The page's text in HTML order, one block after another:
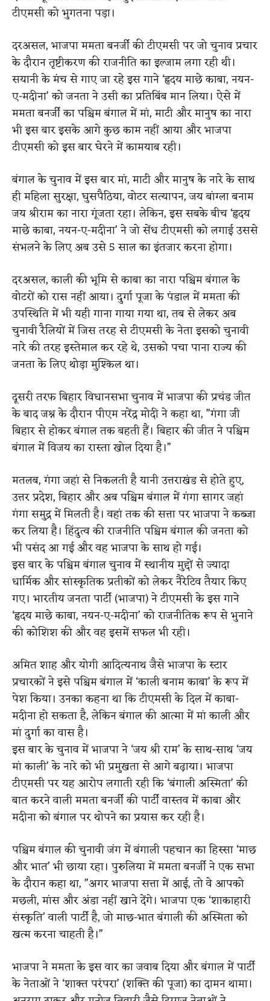
टीएमसी को भुगतना पड़ा।
दरअसल, भाजपा ममता बनर्जी की टीएमसी पर जो चुनाव प्रचार
के दौरान तृष्टीकरण की राजनीति का इल्जाम लगा रही थी।
सयानी के मंच से गाए जा रहे इस गाने ‘हृदय माछे काबा, नयन-
ए-मदीना’ को जनता ने उसी का प्रतिबिंब मान लिया। ऐसे में
ममता बनर्जी का पश्चिम बंगाल में मां, माटी और मानुष का नारा
भी इस बार इसके आगे कुछ काम नहीं आया और भाजपा
टीएमसी को इस बार घेरने में कामयाब रही।
बंगाल के चुनाव में इस बार मां, माटी और मानुष के नारे के साथ
ही महिला सुरक्षा, घुसपैठिया, वोटर सत्यापन, जय बांग्ला बनाम
जय श्रीराम का नारा गूंजता रहा। लेकिन, इस सबके बीच ‘हृदय
माछे काबा, नयन-ए-मदीना’ ने जो सेंध टीएमसी को लगाई उससे
संभलने के लिए अब उसे 5 साल का इंतजार करना होगा।
दरअसल, काली की भूमि से काबा का नारा पश्चिम बंगाल के
वोटरों को रास नहीं आया। दुर्गा पूजा के पंडाल में ममता की
उपस्थिति में भी यही गाना गाया गया था, तब से लेकर अब
चुनावी रैलियों में जिस तरह से टीएमसी के नेता इसको चुनावी
नारे की तरह इस्तेमाल कर रहे थे, उसको पचा पाना राज्य की
जनता के लिए थोड़ा मुश्किल था।
दूसरी तरफ बिहार विधानसभा चुनाव में भाजपा की प्रचंड जीत
के बाद जश्न के दौरान पीएम नरेंद्र मोदी ने कहा था, ”गंगा जी
बिहार से होकर बंगाल तक बहती हैं। बिहार की जीत ने पश्चिम
बंगाल में विजय का रास्ता खोल दिया है।”
मतलब, गंगा जहां से निकलती है यानी उत्तराखंड से होते हुए,
उत्तर प्रदेश, बिहार और अब पश्चिम बंगाल में गंगा सागर जहां
गंगा समुद्र में मिलती है। वहां तक की सत्ता पर भाजपा ने कब्जा
कर लिया है। हिंदुत्व की राजनीति पश्चिम बंगाल की जनता को
भी पसंद आ गई और वह भाजपा के साथ हो गई।
इस बार के पश्चिम बंगाल चुनाव में स्थानीय मुद्दों से ज्यादा
धार्मिक और सांस्कृतिक प्रतीकों को लेकर नैरेटिव तैयार किए
गए। भारतीय जनता पार्टी (भाजपा) ने टीएमसी के इस गाने
‘हृदय माछे काबा, नयन-ए-मदीना’ को राजनीतिक रूप से भुनाने
की कोशिश की और वह इसमें सफल भी रही।
अमित शाह और योगी आदित्यनाथ जैसे भाजपा के स्टार
प्रचारकों ने इसे पश्चिम बंगाल में ‘काली बनाम काबा’ के रूप में
पेश किया। उनका कहना था कि टीएमसी के दिल में काबा-
मदीना हो सकता है, लेकिन बंगाल की आत्मा में मां काली और
मां दुर्गा का वास है।
इस बार के चुनाव में भाजपा ने ‘जय श्री राम’ के साथ-साथ ‘जय
मां काली’ के नारे को भी प्रमुखता से आगे बढ़ाया। भाजपा
टीएमसी पर यह आरोप लगाती रही कि ‘बंगाली अस्मिता’ की
बात करने वाली ममता बनर्जी की पार्टी वास्तव में काबा और
मदीना को बंगाल पर थोपने का प्रयास कर रही है।
पश्चिम बंगाल की चुनावी जंग में बंगाली पहचान का हिस्सा ‘माछ
और भात’ भी छाया रहा। पुरुलिया में ममता बनर्जी ने एक सभा
के दौरान कहा था, ”अगर भाजपा सत्ता में आई, तो वे आपको
मछली, मांस और अंडा नहीं खाने देंगे। भाजपा एक ‘शाकाहारी
संस्कृति’ वाली पार्टी है, जो माछ-भात बंगाली की अस्मिता को
खत्म करना चाहती है।”
भाजपा ने ममता के इस वार का जवाब दिया और बंगाल में पार्टी
के नेताओं ने ‘शाक्त परंपरा’ (शक्ति की पूजा) का दामन थामा।